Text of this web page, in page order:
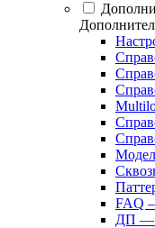
FAQ
ДП —